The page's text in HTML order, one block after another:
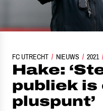
FC UTRECHT NIEUWS 2021
HAKE: ‘STEUN VAN
Hake:
publiek is
pluspunt’